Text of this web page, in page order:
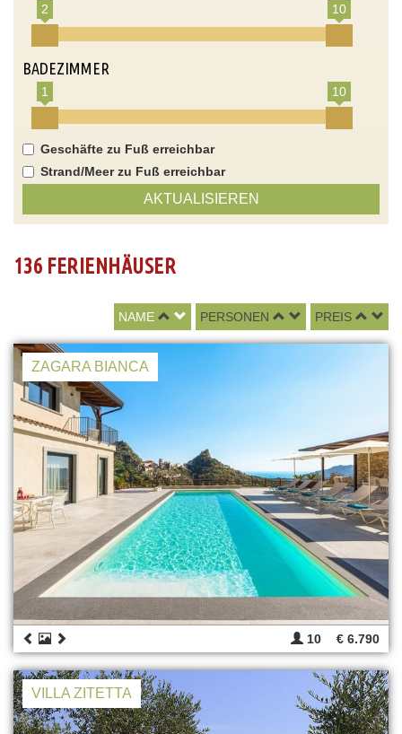
2 10
BADEZIMMER
1 10
Geschäfte zu Fuß erreichbar
Strand/Meer zu Fuß erreichbar
AKTUALISIEREN
136 FERIENHÄUSER
NAME PERSONEN PREIS
ZAGARA BIANCA
10 € 6.790
VILLA ZITETTA